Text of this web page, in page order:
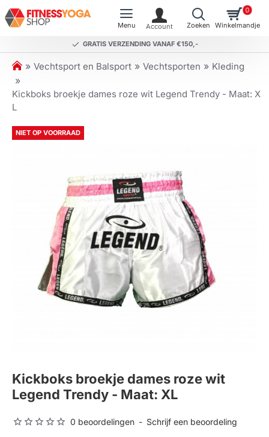
GRATIS VERZENDING VANAF €150,-
0
h
m
Vechtsport en Balsport Vechtsporten Kleding
Kickboks broekje dames roze wit Legend Trendy - Maat: X
L
NIET OP VOORRAAD
Kickboks broekje dames roze wit
Legend Trendy - Maat: XL
0 beoordelingen - Schrijf een beoordeling